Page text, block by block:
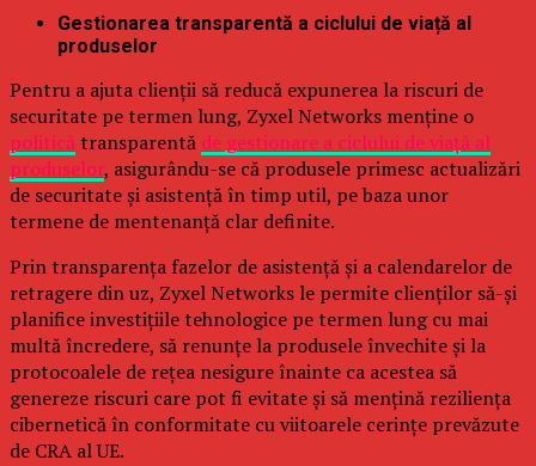
Gestionarea transparentă a ciclului de viață al
produselor
Pentru a ajuta clienții să reducă expunerea la riscuri de
securitate pe termen lung, Zyxel Networks menține o
politică transparentă de gestionare a ciclului de viață al
produselor, asigurându-se că produsele primesc actualizări
de securitate și asistență în timp util, pe baza unor
termene de mentenanță clar definite.
Prin transparența fazelor de asistență și a calendarelor de
retragere din uz, Zyxel Networks le permite clienților să-și
planifice investițiile tehnologice pe termen lung cu mai
multă încredere, să renunțe la produsele învechite și la
protocoalele de rețea nesigure înainte ca acestea să
genereze riscuri care pot fi evitate și să mențină reziliența
cibernetică în conformitate cu viitoarele cerințe prevăzute
de CRA al UE.